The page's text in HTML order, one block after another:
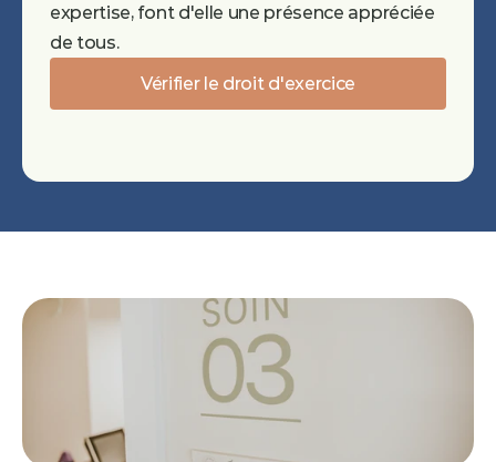
expertise, font d'elle une présence appréciée
de tous.
Vérifier le droit d'exercice